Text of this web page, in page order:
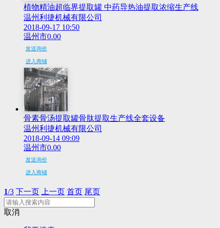
植物精油超临界提取罐 中药导热油提取浓缩生产线
温州利捷机械有限公司
2018-09-17 10:50
温州市0.00
发送询价
进入商铺
骨素骨汤提取罐骨肽提取生产线全套设备
温州利捷机械有限公司
2018-09-14 09:09
温州市0.00
发送询价
进入商铺
1/3 下一页 上一页 首页 尾页
取消